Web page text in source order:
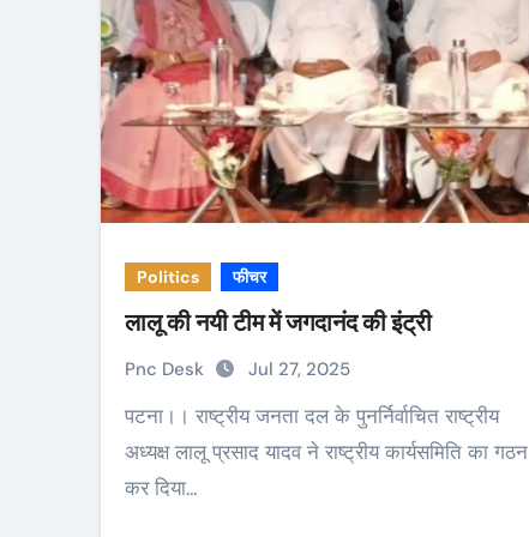
Politics फीचर
लालू की नयी टीम में जगदानंद की इंट्री
Pnc Desk Jul 27, 2025
पटना।। राष्ट्रीय जनता दल के पुनर्निर्वाचित राष्ट्रीय
अध्यक्ष लालू प्रसाद यादव ने राष्ट्रीय कार्यसमिति का गठन
कर दिया…